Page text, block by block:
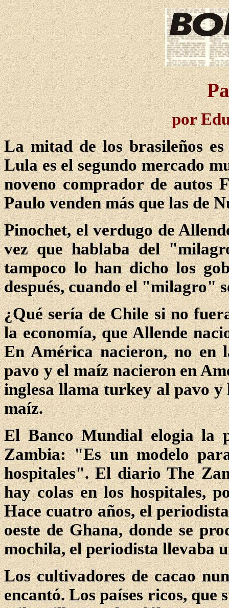
por
La mitad de los brasileños
Lula es el segundo mercado
noveno comprador de autos
Paulo venden más que las de
Pinochet, el verdugo de
vez que hablaba del
tampoco lo han dicho los
después, cuando el "milagro"
¿Qué sería de Chile si no
la economía, que Allende
En América nacieron, no en
pavo y el maíz nacieron en
inglesa llama turkey al pavo
maíz.
El Banco Mundial elogia la
Zambia: "Es un modelo
hospitales". El diario The
hay colas en los hospitales,
Hace cuatro años, el
oeste de Ghana, donde se
mochila, el periodista llevaba
Los cultivadores de cacao
encantó. Los países ricos,